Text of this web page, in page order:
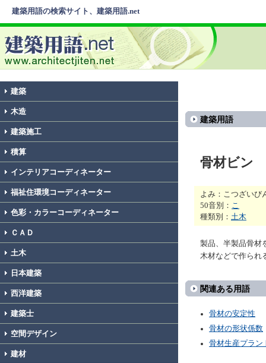
建築用語の検索サイト、建築用語.net
建築
木造
建築施工
積算
インテリアコーディネーター
福祉住環境コーディネーター
色彩・カラーコーディネーター
ＣＡＤ
土木
日本建築
西洋建築
建築士
空間デザイン
建材
建築用語
骨材ビン
よみ：こつざいび
50音別： こ
種類別： 土木
製品、半製品骨材
木材などで作られ
関連ある用語
骨材の安定性
骨材の形状係数
骨材生産プラン